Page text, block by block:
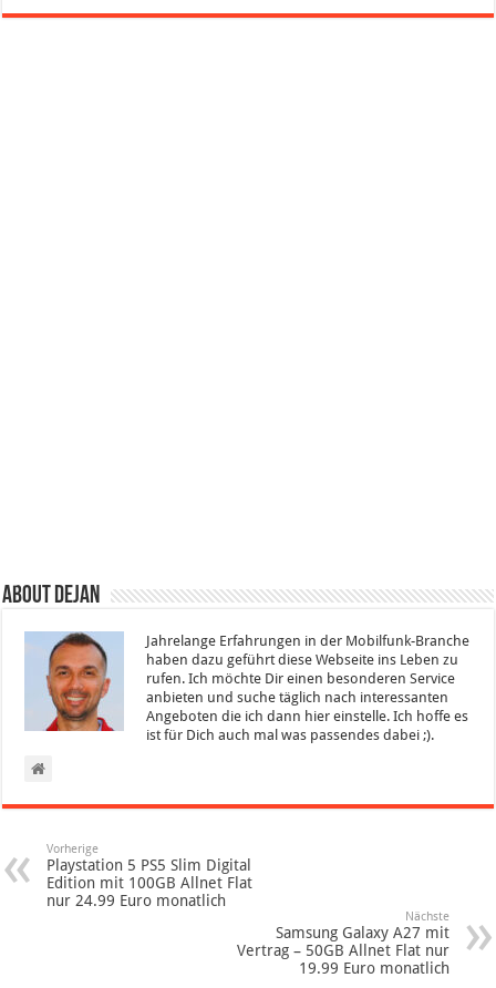
About Dejan
Jahrelange Erfahrungen in der Mobilfunk-Branche
haben dazu geführt diese Webseite ins Leben zu
rufen. Ich möchte Dir einen besonderen Service
anbieten und suche täglich nach interessanten
Angeboten die ich dann hier einstelle. Ich hoffe es
ist für Dich auch mal was passendes dabei ;).
Vorherige
Playstation 5 PS5 Slim Digital
Edition mit 100GB Allnet Flat
nur 24.99 Euro monatlich
Nächste
Samsung Galaxy A27 mit
Vertrag – 50GB Allnet Flat nur
19.99 Euro monatlich